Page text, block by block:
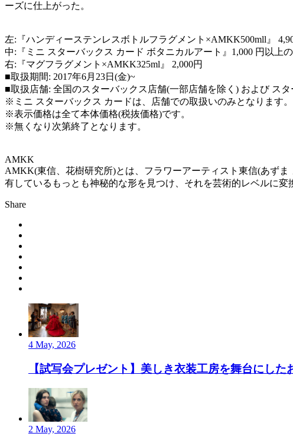
ーズに仕上がった。
左:『ハンディーステンレスボトルフラグメント×AMKK500mll』
中:『ミニ スターバックス カード ボタニカルアート』1,000 円以上
右:『マグフラグメント×AMKK325ml』 2,000円
■取扱期間: 2017年6月23日(金)~
■取扱店舗: 全国のスターバックス店舗(一部店舗を除く) および ス
※ミニ スターバックス カードは、店舗での取扱いのみとなります。
※表示価格は全て本体価格(税抜価格)です。
※無くなり次第終了となります。
AMKK
AMKK(東信、花樹研究所)とは、フラワーアーティスト東信(あず
有しているもっとも神秘的な形を見つけ、それを芸術的レベルに
Share
4 May, 2026
【試写会プレゼント】美しき衣装工房を舞台にし
2 May, 2026